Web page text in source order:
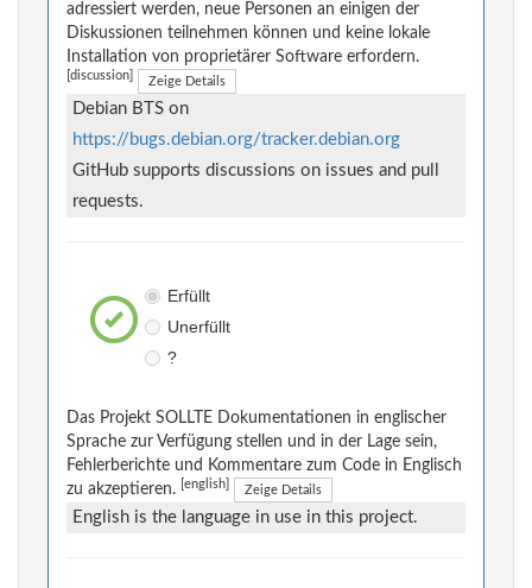
adressiert werden, neue Personen an einigen der
Diskussionen teilnehmen können und keine lokale
Installation von proprietärer Software erfordern.
[discussion] Zeige Details
Debian BTS on
https://bugs.debian.org/tracker.debian.org
GitHub supports discussions on issues and pull
requests.
Erfüllt
Unerfüllt
?
Das Projekt SOLLTE Dokumentationen in englischer
Sprache zur Verfügung stellen und in der Lage sein,
Fehlerberichte und Kommentare zum Code in Englisch
zu akzeptieren.
[english] Zeige Details
English is the language in use in this project.